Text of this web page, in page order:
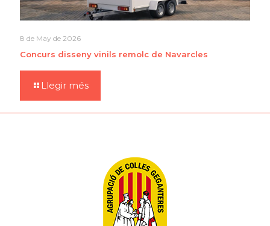
8 de May de 2026
Concurs disseny vinils remolc de Navarcles
Llegir més